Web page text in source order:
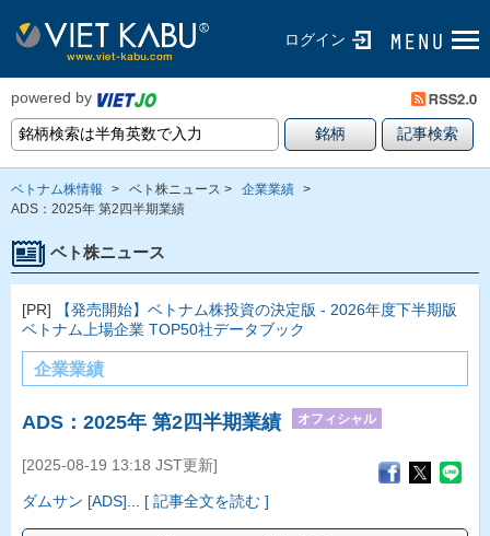
ログイン
powered by
ベトナム株情報 > ベト株ニュース > 企業業績 >
ADS：2025年 第2四半期業績
ベト株ニュース
[PR]
【発売開始】ベトナム株投資の決定版 - 2026年度下半期版
ベトナム上場企業 TOP50社データブック
企業業績
ADS：2025年 第2四半期業績 オフィシャル
[2025-08-19 13:18 JST更新]
ダムサン [ADS] [ 記事全文を読む ]